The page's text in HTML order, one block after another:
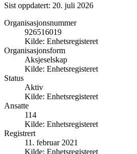
Sist oppdatert: 20. juli 2026
Organisasjonsnummer
926516019
Kilde: Enhetsregisteret
Organisasjonsform
Aksjeselskap
Kilde: Enhetsregisteret
Status
Aktiv
Kilde: Enhetsregisteret
Ansatte
114
Kilde: Enhetsregisteret
Registrert
11. februar 2021
Kilde: Enhetsregisteret